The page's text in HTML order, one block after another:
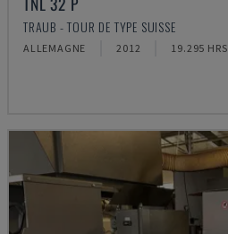
TRAUB - TOUR DE TYPE SUISSE
ALLEMAGNE 2012 19.295 HRS